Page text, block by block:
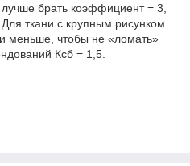
брать коэффициент = 3,
ткани с крупным рисунком
меньше, чтобы не «ломать»
Ксб = 1,5.